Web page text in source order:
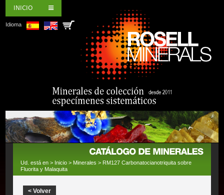
INICIO
Idioma
Ud. está en > Inicio > Minerales > RM127 Carbonatocianotriquita sobre
Fluorita y Malaquita
< Volver